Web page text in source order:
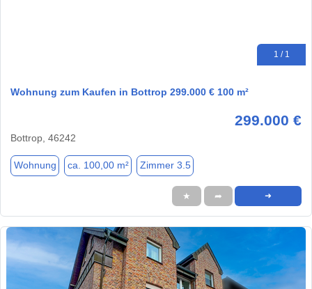
1 / 1
Wohnung zum Kaufen in Bottrop 299.000 € 100 m²
299.000 €
Bottrop, 46242
Wohnung ca. 100,00 m² Zimmer 3.5
★ ➦ ➜